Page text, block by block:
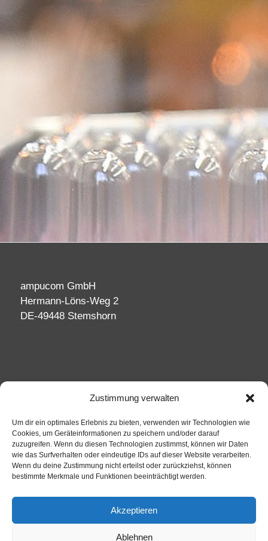
Zustimmung verwalten
Um dir ein optimales Erlebnis zu bieten, verwenden wir Technologien wie
Cookies, um Geräteinformationen zu speichern und/oder darauf
zuzugreifen. Wenn du diesen Technologien zustimmst, können wir Daten
wie das Surfverhalten oder eindeutige IDs auf dieser Website verarbeiten.
Wenn du deine Zustimmung nicht erteilst oder zurückziehst, können
bestimmte Merkmale und Funktionen beeinträchtigt werden.
Akzeptieren
Ablehnen
ampucom GmbH
Hermann-Löns-Weg 2
DE-49448 Stemshorn
+49 (0) 54 43 92 99 37
webmaster@ampucom.de
>> COOKIE-RICHTLINIE